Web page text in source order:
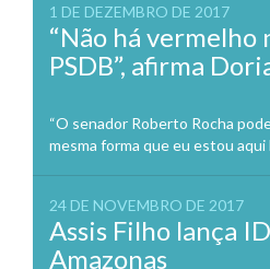
1 DE DEZEMBRO DE 2017
“Não há vermelho
PSDB”, afirma
“O senador Roberto Rocha
mesma forma que eu estou
24 DE NOVEMBRO DE 2017
Assis Filho lança
Amazonas